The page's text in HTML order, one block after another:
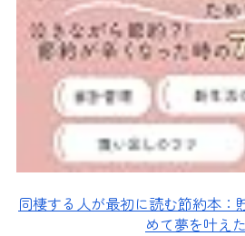
同棲する人が最初に読む節約本：
めて夢を叶え